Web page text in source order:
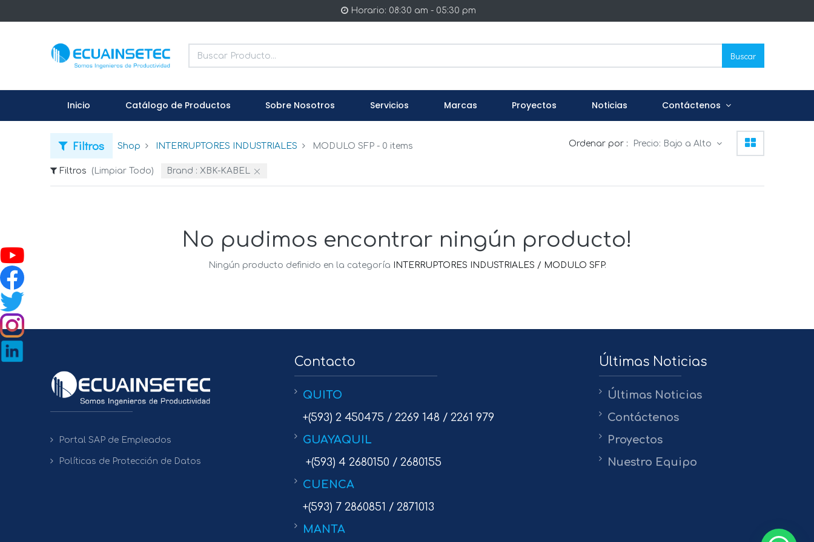
Horario: 08:30 am - 05:30 pm
Buscar
Inicio Catálogo de Productos Sobre Nosotros Servicios Marcas Proyectos Noticias Contáctenos
Filtros Shop INTERRUPTORES INDUSTRIALES MODULO SFP- 0 items Ordenar por : Precio: Bajo a Alto
Filtros (Limpiar Todo) Brand : XBK-KABEL
No pudimos encontrar ningún producto!
Ningún producto definido en la categoría INTERRUPTORES INDUSTRIALES / MODULO SFP.
Portal SAP de Empleados
Políticas de Protección de Datos
Contacto
QUITO
+(593) 2 450475 / 2269 148 / 2261 979
GUAYAQUIL
+(593) 4 2680150 / 2680155
CUENCA
+(593) 7 2860851 / 2871013
MANTA
Últimas Noticias
Últimas Noticias
Contáctenos
Proyectos
Nuestro Equipo